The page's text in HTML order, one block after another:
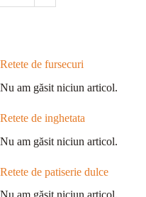
Retete de fursecuri
Nu am găsit niciun articol.
Retete de inghetata
Nu am găsit niciun articol.
Retete de patiserie dulce